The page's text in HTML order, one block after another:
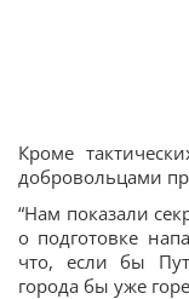
Кроме
добровольцами
“Нам показали
о подготовке
что, если бы
города бы уже